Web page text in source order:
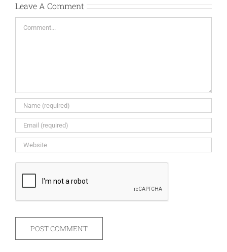
Leave A Comment